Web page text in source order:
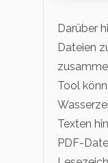
Darüber
Dateien
Tool
Texten
PDF-